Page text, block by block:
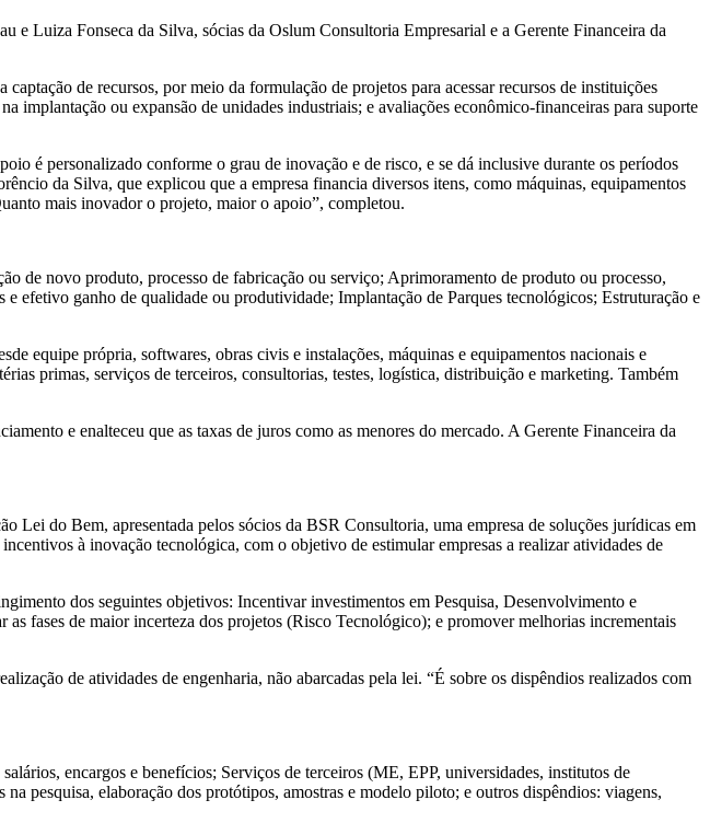
Luiza Fonseca da Silva, sócias da Oslum Consultoria Empresarial e a Gerente Financeira da
de recursos, por meio da formulação de projetos para acessar recursos de instituições
implantação ou expansão de unidades industriais; e avaliações econômico-financeiras para suporte
é personalizado conforme o grau de inovação e de risco, e se dá inclusive durante os períodos
da Silva, que explicou que a empresa financia diversos itens, como máquinas, equipamentos
mais inovador o projeto, maior o apoio”, completou.
de novo produto, processo de fabricação ou serviço; Aprimoramento de produto ou processo,
efetivo ganho de qualidade ou produtividade; Implantação de Parques tecnológicos; Estruturação e
equipe própria, softwares, obras civis e instalações, máquinas e equipamentos nacionais e
primas, serviços de terceiros, consultorias, testes, logística, distribuição e marketing. Também
e enalteceu que as taxas de juros como as menores do mercado. A Gerente Financeira da
Lei do Bem, apresentada pelos sócios da BSR Consultoria, uma empresa de soluções jurídicas em
à inovação tecnológica, com o objetivo de estimular empresas a realizar atividades de
dos seguintes objetivos: Incentivar investimentos em Pesquisa, Desenvolvimento e
fases de maior incerteza dos projetos (Risco Tecnológico); e promover melhorias incrementais
de atividades de engenharia, não abarcadas pela lei. “É sobre os dispêndios realizados com
encargos e benefícios; Serviços de terceiros (ME, EPP, universidades, institutos de
pesquisa, elaboração dos protótipos, amostras e modelo piloto; e outros dispêndios: viagens,